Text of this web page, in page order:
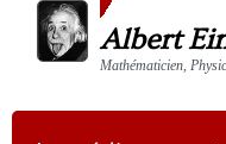
Albert
Mathématicien,